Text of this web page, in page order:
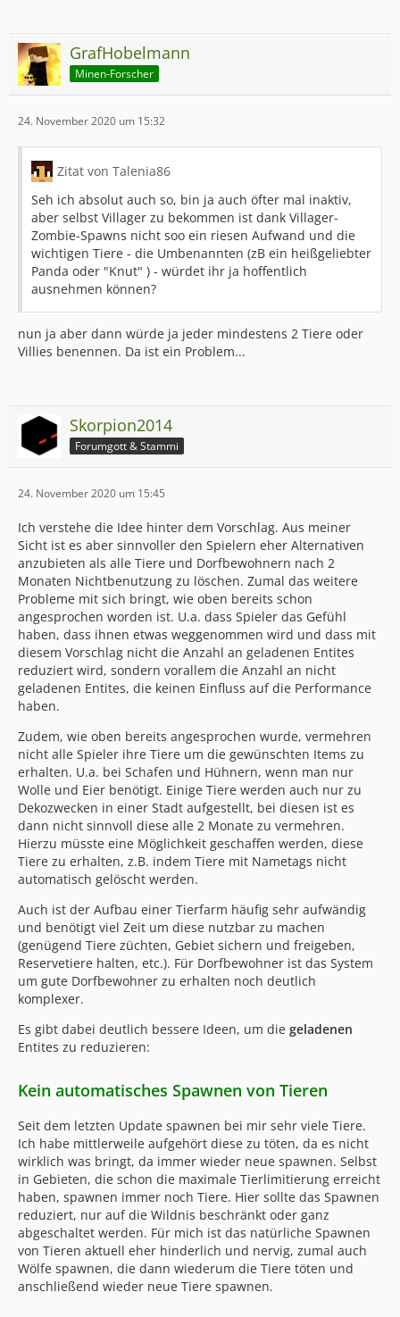
GrafHobelmann
Minen-Forscher
24. November 2020 um 15:32
Zitat von Talenia86
Seh ich absolut auch so, bin ja auch öfter mal inaktiv,
aber selbst Villager zu bekommen ist dank Villager-
Zombie-Spawns nicht soo ein riesen Aufwand und die
wichtigen Tiere - die Umbenannten (zB ein heißgeliebter
Panda oder "Knut" ) - würdet ihr ja hoffentlich
ausnehmen können?
nun ja aber dann würde ja jeder mindestens 2 Tiere oder
Villies benennen. Da ist ein Problem...
Skorpion2014
Forumgott & Stammi
24. November 2020 um 15:45
Ich verstehe die Idee hinter dem Vorschlag. Aus meiner
Sicht ist es aber sinnvoller den Spielern eher Alternativen
anzubieten als alle Tiere und Dorfbewohnern nach 2
Monaten Nichtbenutzung zu löschen. Zumal das weitere
Probleme mit sich bringt, wie oben bereits schon
angesprochen worden ist. U.a. dass Spieler das Gefühl
haben, dass ihnen etwas weggenommen wird und dass mit
diesem Vorschlag nicht die Anzahl an geladenen Entites
reduziert wird, sondern vorallem die Anzahl an nicht
geladenen Entites, die keinen Einfluss auf die Performance
haben.
Zudem, wie oben bereits angesprochen wurde, vermehren
nicht alle Spieler ihre Tiere um die gewünschten Items zu
erhalten. U.a. bei Schafen und Hühnern, wenn man nur
Wolle und Eier benötigt. Einige Tiere werden auch nur zu
Dekozwecken in einer Stadt aufgestellt, bei diesen ist es
dann nicht sinnvoll diese alle 2 Monate zu vermehren.
Hierzu müsste eine Möglichkeit geschaffen werden, diese
Tiere zu erhalten, z.B. indem Tiere mit Nametags nicht
automatisch gelöscht werden.
Auch ist der Aufbau einer Tierfarm häufig sehr aufwändig
und benötigt viel Zeit um diese nutzbar zu machen
(genügend Tiere züchten, Gebiet sichern und freigeben,
Reservetiere halten, etc.). Für Dorfbewohner ist das System
um gute Dorfbewohner zu erhalten noch deutlich
komplexer.
Es gibt dabei deutlich bessere Ideen, um die geladenen
Entites zu reduzieren:
Kein automatisches Spawnen von Tieren
Seit dem letzten Update spawnen bei mir sehr viele Tiere.
Ich habe mittlerweile aufgehört diese zu töten, da es nicht
wirklich was bringt, da immer wieder neue spawnen. Selbst
in Gebieten, die schon die maximale Tierlimitierung erreicht
haben, spawnen immer noch Tiere. Hier sollte das Spawnen
reduziert, nur auf die Wildnis beschränkt oder ganz
abgeschaltet werden. Für mich ist das natürliche Spawnen
von Tieren aktuell eher hinderlich und nervig, zumal auch
Wölfe spawnen, die dann wiederum die Tiere töten und
anschließend wieder neue Tiere spawnen.